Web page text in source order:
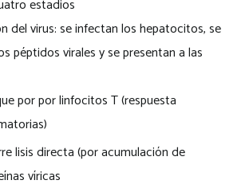
estadios
del virus: se infectan los hepatocitos, se
péptidos virales y se presentan a las
por por linfocitos T (respuesta
lisis directa (por acumulación de
víricas